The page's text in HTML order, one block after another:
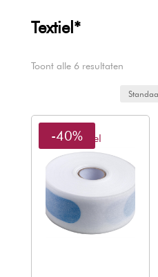
Textiel*
Toont alle 6 resultaten
Sibel
-40%